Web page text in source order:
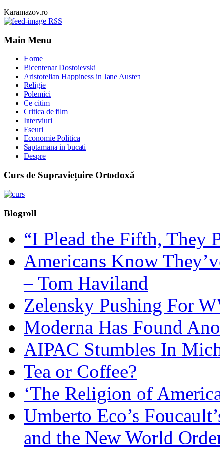
Karamazov.ro
RSS
Main Menu
Home
Bicentenar Dostoievski
Aristotelian Happiness in Jane Austen
Religie
Polemici
Ce citim
Critica de film
Interviuri
Eseuri
Economie Politica
Saptamana in bucati
Despre
Curs de Supraviețuire Ortodoxă
Blogroll
“I Plead the Fifth, They
Americans Know
– Tom Haviland
Zelensky Pushing For
Moderna Has Found
AIPAC Stumbles In
Tea or Coffee?
‘The Religion of
Umberto Eco’s
and the New World